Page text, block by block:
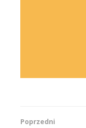
Poprzedni